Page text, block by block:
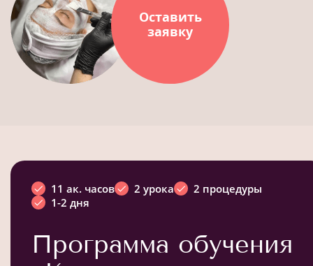
Оставить
заявку
11 ак. часов 2 урока
2 процедуры
1-2 дня
Программа обучения